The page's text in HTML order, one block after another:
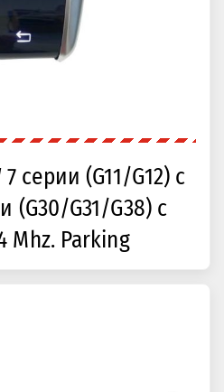
серии (G11/G12) с
(G30/G31/G38) с
Mhz. Parking